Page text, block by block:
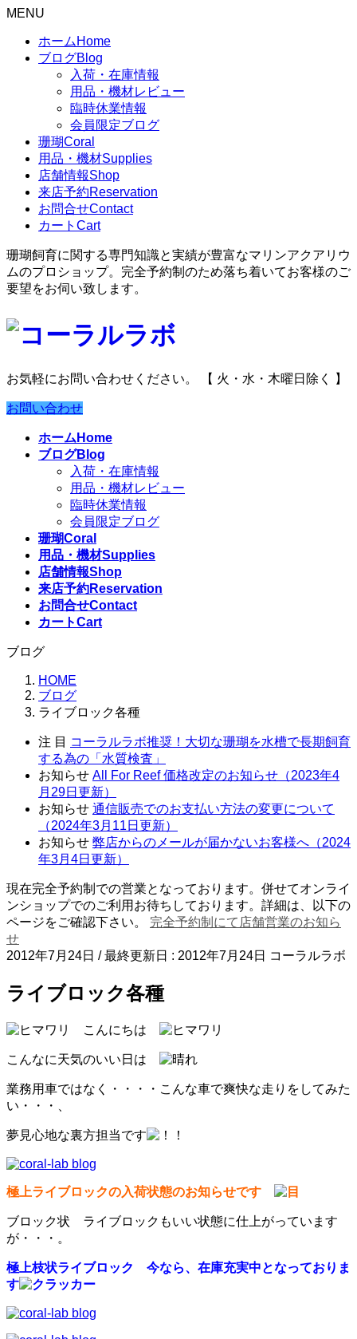
MENU
ホーム Home
ブログBlog
入荷・在庫情報
用品・機材レビュー
臨時休業情報
会員限定ブログ
珊瑚Coral
用品・機材Supplies
店舗情報Shop
来店予約Reservation
お問合せContact
カート Cart
珊瑚飼育に関する専門知識と実績が豊富なマリンアクアリウ
ムのプロショップ。完全予約制のため落ち着いてお客様のご
要望をお伺い致します。
お気軽にお問い合わせください。 【 火・水・木曜日除く 】
お問い合わせ
ホーム Home
ブログBlog
入荷・在庫情報
用品・機材レビュー
臨時休業情報
会員限定ブログ
珊瑚Coral
用品・機材Supplies
店舗情報Shop
来店予約Reservation
お問合せContact
カートCart
ブログ
HOME
ブログ
ライブロック各種
注 目 コーラルラボ推奨！大切な珊瑚を水槽で長期飼育
する為の「水質検査」
お知らせ All For Reef 価格改定のお知らせ（2023年4
月29日更新）
お知らせ 通信販売でのお支払い方法の変更について
（2024年3月11日更新）
お知らせ 弊店からのメールが届かないお客様へ（2024
年3月4日更新）
現在完全予約制での営業となっております。併せてオンライ
ンショップでのご利用お待ちしております。詳細は、以下の
ページをご確認下さい。 完全予約制にて店舗営業のお知ら
せ
2012年7月24日 / 最終更新日 : 2012年7月24日 コーラルラボ
ライブロック各種
こんにちは
こんなに天気のいい日は
業務用車ではなく・・・・こんな車で爽快な走りをしてみた
い・・・、
夢見心地な裏方担当です
極上ライブロックの入荷状態のお知らせです
ブロック状 ライブロックもいい状態に仕上がっています
が・・・。
極上枝状ライブロック 今なら、在庫充実中となっておりま
す